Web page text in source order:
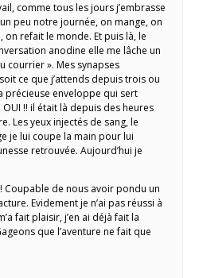
comme tous les jours j’embrasse
peu notre journée, on mange, on
refait le monde. Et puis là, le
anodine elle me lâche un
courrier ». Mes synapses
ce que j’attends depuis trois ou
précieuse enveloppe qui sert
OUI !! il était là depuis des heures
Les yeux injectés de sang, le
je lui coupe la main pour lui
retrouvée. Aujourd’hui je
Coupable de nous avoir pondu un
Evidement je n’ai pas réussi à
fait plaisir, j’en ai déjà fait la
que l’aventure ne fait que